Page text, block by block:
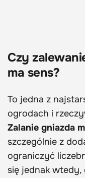
Czy
ma sens?
To jedna z
ogrodach i
Zalanie gniazda
szczególnie z
ograniczyć
się jednak wtedy,